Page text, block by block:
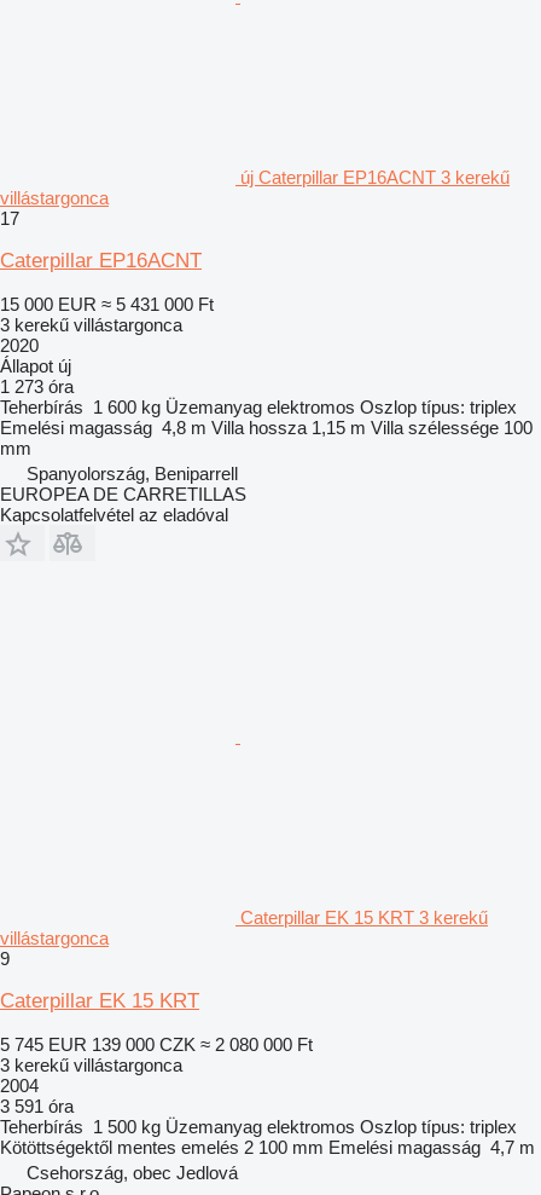
új Caterpillar EP16ACNT 3 kerekű
villástargonca
17
Caterpillar EP16ACNT
15 000 EUR ≈ 5 431 000 Ft
3 kerekű villástargonca
2020
Állapot új
1 273 óra
Teherbírás 1 600 kg Üzemanyag elektromos Oszlop típus: triplex
Emelési magasság 4,8 m Villa hossza 1,15 m Villa szélessége 100
mm
Spanyolország, Beniparrell
EUROPEA DE CARRETILLAS
Kapcsolatfelvétel az eladóval
Caterpillar EK 15 KRT 3 kerekű
villástargonca
9
Caterpillar EK 15 KRT
5 745 EUR 139 000 CZK ≈ 2 080 000 Ft
3 kerekű villástargonca
2004
3 591 óra
Teherbírás 1 500 kg Üzemanyag elektromos Oszlop típus: triplex
Kötöttségektől mentes emelés 2 100 mm Emelési magasság 4,7 m
Csehország, obec Jedlová